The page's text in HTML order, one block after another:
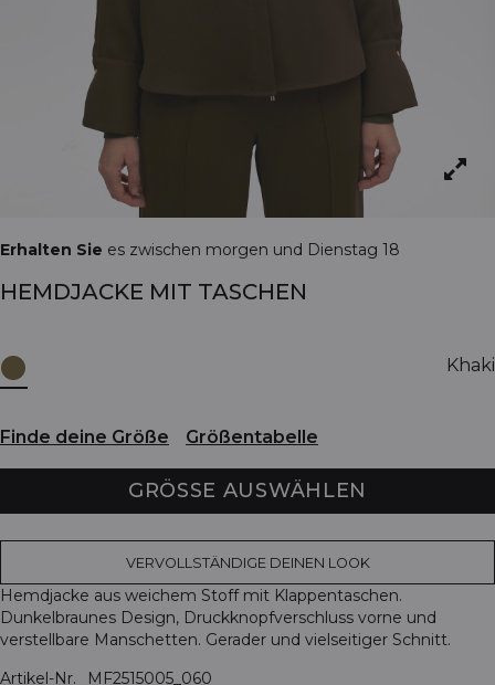
Erhalten Sie es zwischen morgen und Dienstag 18
HEMDJACKE MIT TASCHEN
Khaki
Finde deine Größe Größentabelle
GRÖSSE AUSWÄHLEN
VERVOLLSTÄNDIGE DEINEN LOOK
Hemdjacke aus weichem Stoff mit Klappentaschen.
Dunkelbraunes Design, Druckknopfverschluss vorne und
verstellbare Manschetten. Gerader und vielseitiger Schnitt.
Artikel-Nr.
MF2515005_060